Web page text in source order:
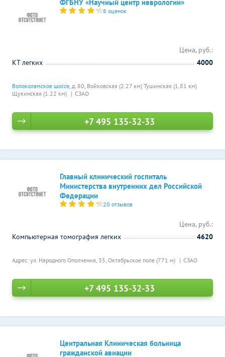
ФГБНУ «Научный центр неврологии»
8 оценок
Волоколамское шоссе, д. 80, Войковская (2.27 км) Тушинская (1.81 км)
Щукинская (1.22 км)
СЗАО
Цена, руб.:
КТ легких
4000
+7 495 135-32-33
Главный клинический госпиталь
Министерства внутренних дел Российской
Федерации
20 отзывов
Адрес: ул. Народного Ополчения, 35, Октябрьское поле (771 м) СЗАО
Цена, руб.:
Компьютерная томография легких
4620
+7 495 135-32-33
Центральная Клиническая больница
гражданской авиации